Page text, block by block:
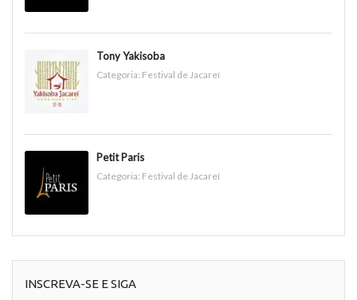
Tony Yakisoba
Categoria: Festival de Jacareí
Petit Paris
Categoria: Festival de Jacareí
INSCREVA-SE E SIGA